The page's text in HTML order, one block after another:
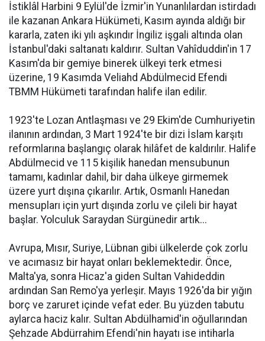
İstiklâl Harbini 9 Eylül'de İzmir'in Yunanlılardan istirdadı
ile kazanan Ankara Hükümeti, Kasım ayında aldığı bir
kararla, zaten iki yılı aşkındır İngiliz işgali altında olan
İstanbul'daki saltanatı kaldırır. Sultan Vahîduddin'in 17
Kasım'da bir gemiye binerek ülkeyi terk etmesi
üzerine, 19 Kasımda Veliahd Abdülmecid Efendi
TBMM Hükümeti tarafından halife ilan edilir.
1923'te Lozan Antlaşması ve 29 Ekim'de Cumhuriyetin
ilanının ardından, 3 Mart 1924'te bir dizi İslam karşıtı
reformlarına başlangıç olarak hilâfet de kaldırılır. Halife
Abdülmecid ve 115 kişilik hanedan mensubunun
tamamı, kadınlar dahil, bir daha ülkeye girmemek
üzere yurt dışına çıkarılır. Artık, Osmanlı Hanedan
mensupları için yurt dışında zorlu ve çileli bir hayat
başlar. Yolculuk Saraydan Sürgünedir artık...
Avrupa, Mısır, Suriye, Lübnan gibi ülkelerde çok zorlu
ve acımasız bir hayat onları beklemektedir. Önce,
Malta'ya, sonra Hicaz'a giden Sultan Vahideddin
ardından San Remo'ya yerleşir. Mayıs 1926'da bir yığın
borç ve zaruret içinde vefat eder. Bu yüzden tabutu
aylarca haciz kalır. Sultan Abdülhamid'in oğullarından
Şehzade Abdürrahim Efendi'nin hayatı ise intiharla